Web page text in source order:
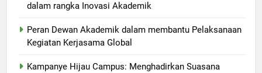
dalam rangka Inovasi Akademik
Peran Dewan Akademik dalam membantu Pelaksanaan
Kegiatan Kerjasama Global
Kampanye Hijau Campus: Menghadirkan Suasana